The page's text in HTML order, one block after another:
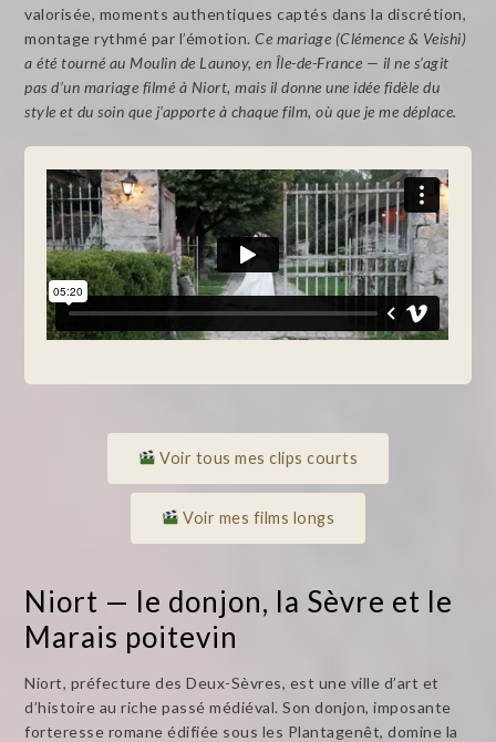
valorisée, moments authentiques captés dans la discrétion,
montage rythmé par l’émotion.Ce mariage (Clémence & Veishi)
a été tourné au Moulin de Launoy, en Île-de-France — il ne s’agit
pas d’un mariage filmé à Niort, mais il donne une idée fidèle du
style et du soin que j’apporte à chaque film, où que je me déplace.
Voir tous mes clips courts
Voir mes films longs
Niort — le donjon, la Sèvre et le
Marais poitevin
Niort, préfecture des Deux-Sèvres, est une ville d’art et
d’histoire au riche passé médiéval. Son donjon, imposante
forteresse romane édifiée sous les Plantagenêt, domine la